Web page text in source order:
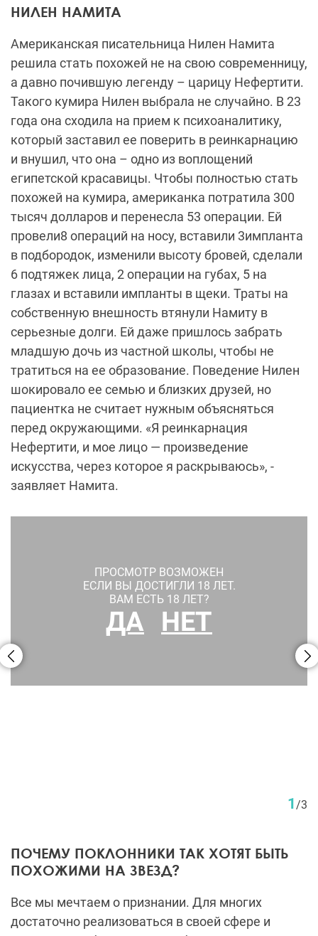
Такого кумира Нилен выбрала не случайно. В 23
года она сходила на прием к психоаналитику,
который заставил ее поверить в реинкарнацию
и внушил, что она – одно из воплощений
египетской красавицы. Чтобы полностью стать
похожей на кумира, американка потратила 300
тысяч долларов и перенесла 53 операции. Ей
провели8 операций на носу, вставили 3импланта
в подбородок, изменили высоту бровей, сделали
6 подтяжек лица, 2 операции на губах, 5 на
глазах и вставили импланты в щеки. Траты на
собственную внешность втянули Намиту в
серьезные долги. Ей даже пришлось забрать
младшую дочь из частной школы, чтобы не
тратиться на ее образование. Поведение Нилен
шокировало ее семью и близких друзей, но
пациентка не считает нужным объясняться
перед окружающими. «Я реинкарнация
Нефертити, и мое лицо — произведение
искусства, через которое я раскрываюсь», -
заявляет Намита.
ПРОСМОТР ВОЗМОЖЕН
ВАМ ЕСТЬ 18 ЛЕТ?
кумиров, они трансформируют свое тело до
неузнаваемости, надеясь, что на них обратят
внимание. Как правило, у таких пациентов есть
определенные психические проблемы (в науке